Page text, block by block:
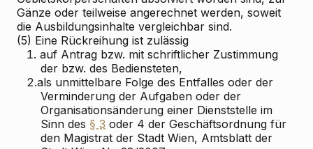
Gänze oder teilweise angerechnet werden, soweit
die Ausbildungsinhalte vergleichbar sind.
(5) Eine Rückreihung ist zulässig
1. auf Antrag bzw. mit schriftlicher Zustimmung
der bzw. des Bediensteten,
2.als unmittelbare Folge des Entfalles oder der
Verminderung der Aufgaben oder der
Organisationsänderung einer Dienststelle im
Sinn des § 3 oder 4 der Geschäftsordnung für
den Magistrat der Stadt Wien, Amtsblatt der